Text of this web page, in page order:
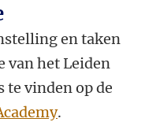
en taken
van het Leiden
te vinden opde
.